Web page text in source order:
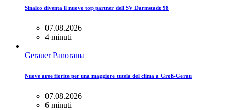
Sinalco diventa il nuovo top partner dell'SV Darmstadt 98
07.08.2026
4 minuti
Gerauer Panorama
Nuove aree fiorite per una maggiore tutela del clima a Groß-Gerau
07.08.2026
6 minuti